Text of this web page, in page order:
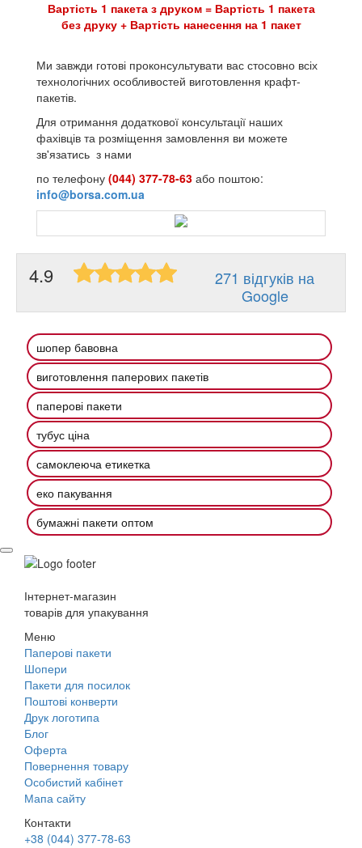
Вартість 1 пакета з друком = Вартість 1 пакета
без друку + Вартість нанесення на 1 пакет
Ми завжди готові проконсультувати вас стосовно всіх
технологічних особливостей виготовлення крафт-
пакетів.
Для отримання додаткової консультації наших
фахівців та розміщення замовлення ви можете
зв'язатись з нами
по телефону (044) 377-78-63 або поштою:
info@borsa.com.ua
4.9
271 відгуків на
Google
шопер бавовна
виготовлення паперових пакетів
паперові пакети
тубус ціна
самоклеюча етикетка
еко пакування
бумажні пакети оптом
Інтернет-магазин
товарів для упакування
Меню
Паперові пакети
Шопери
Пакети для посилок
Поштові конверти
Друк логотипа
Блог
Оферта
Повернення товару
Особистий кабінет
Мапа сайту
Контакти
+38 (044) 377-78-63